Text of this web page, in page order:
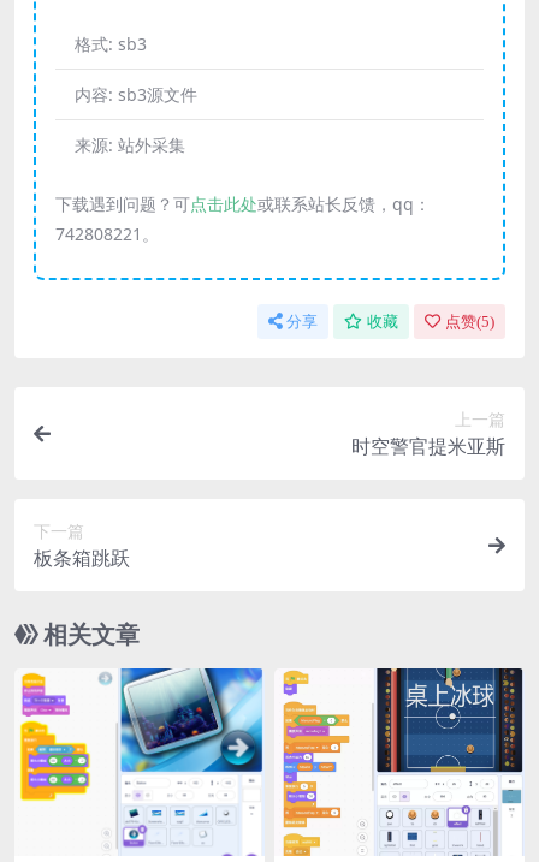
格式: sb3
内容: sb3源文件
来源: 站外采集
下载遇到问题？可点击此处或联系站长反馈，qq：
742808221。
分享 收藏 点赞(5)
上一篇
时空警官提米亚斯
下一篇
板条箱跳跃
相关文章